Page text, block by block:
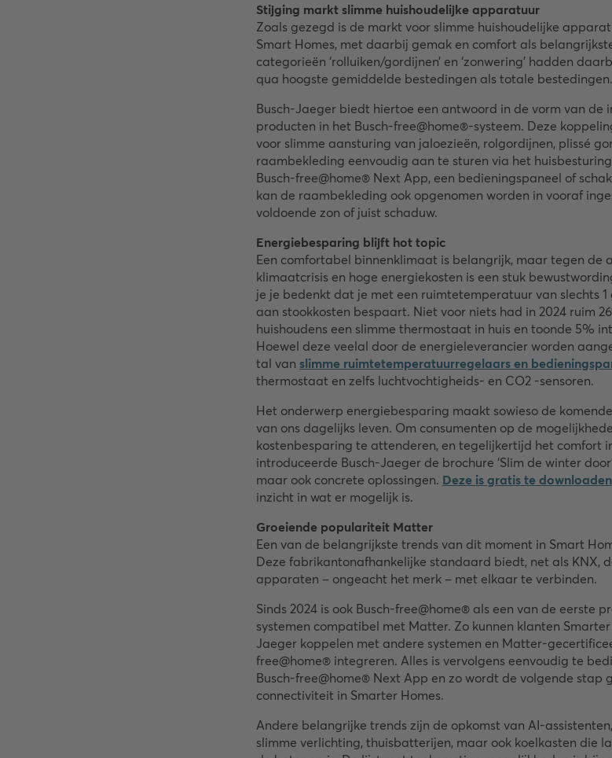
Stijging markt slimme huishoudelijke apparatuur
Zoals gezegd is de markt voor slimme huishoudelijke
Smart Homes, met daarbij gemak en comfort als
categorieën ‘rolluiken/gordijnen’ en ‘zonwering’ hadden
qua hoogste gemiddelde bestedingen als totale bestedingen.
Busch-Jaeger biedt hiertoe een antwoord in de vorm van de
producten in het Busch-free@home®-systeem. Deze
voor slimme aansturing van jaloezieën, rolgordijnen, plissé
raambekleding eenvoudig aan te sturen via het
Busch-free@home® Next App, een bedieningspaneel of
kan de raambekleding ook opgenomen worden in vooraf
voldoende zon of juist schaduw.
Energiebesparing blijft hot topic
Een comfortabel binnenklimaat is belangrijk, maar tegen de
klimaatcrisis en hoge energiekosten is een stuk
je je bedenkt dat je met een ruimtetemperatuur van slechts
aan stookkosten bespaart. Niet voor niets had in 2024 ruim
huishoudens een slimme thermostaat in huis en toonde 5%
Hoewel deze veelal door de energieleverancier worden
tal van slimme ruimtetemperatuurregelaars en
thermostaat en zelfs luchtvochtigheids- en CO2 -sensoren.
Het onderwerp energiebesparing maakt sowieso de
van ons dagelijks leven. Om consumenten op de
kostenbesparing te attenderen, en tegelijkertijd het comfort
introduceerde Busch-Jaeger de brochure ‘Slim de winter
maar ook concrete oplossingen. Deze is gratis te downloaden
inzicht in wat er mogelijk is.
Groeiende populariteit Matter
Een van de belangrijkste trends van dit moment in Smart
Deze fabrikantonafhankelijke standaard biedt, net als KNX,
apparaten – ongeacht het merk – met elkaar te verbinden.
Sinds 2024 is ook Busch-free@home® als een van de eerste
systemen compatibel met Matter. Zo kunnen klanten
Jaeger koppelen met andere systemen en Matter-
free@home® integreren. Alles is vervolgens eenvoudig te
Busch-free@home® Next App en zo wordt de volgende stap
connectiviteit in Smarter Homes.
Andere belangrijke trends zijn de opkomst van AI-
slimme verlichting, thuisbatterijen, maar ook koelkasten die